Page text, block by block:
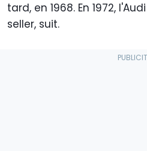
tard, en 1968. En 1972,
seller, suit.